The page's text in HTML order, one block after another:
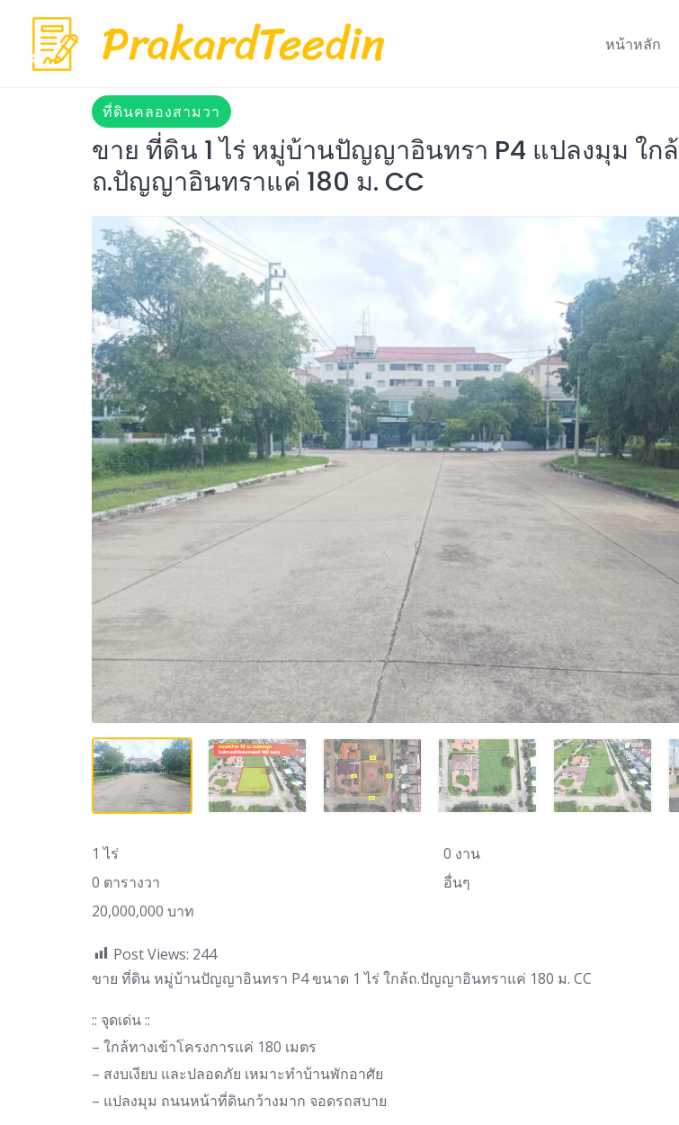
content
หน้าหลัก
ที่ดินคลองสามวา
ขาย ที่ดิน 1 ไร่ หมู่บ้านปัญญาอินทรา P4 แปลงมุม ใกล้
ถ.ปัญญาอินทราแค่ 180 ม. CC
1 ไร่
0 งาน
0 ตารางวา
อื่นๆ
20,000,000 บาท
Post Views: 244
ขาย ที่ดิน หมู่บ้านปัญญาอินทรา P4 ขนาด 1 ไร่ ใกล้ถ.ปัญญาอินทราแค่ 180 ม. CC
:: จุดเด่น ::
– ใกล้ทางเข้าโครงการแค่ 180 เมตร
– สงบเงียบ และปลอดภัย เหมาะทำบ้านพักอาศัย
– แปลงมุม ถนนหน้าที่ดินกว้างมาก จอดรถสบาย